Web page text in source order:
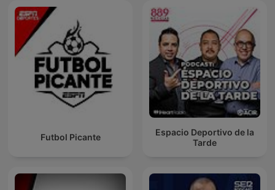
Futbol Picante
Espacio Deportivo de la
Tarde